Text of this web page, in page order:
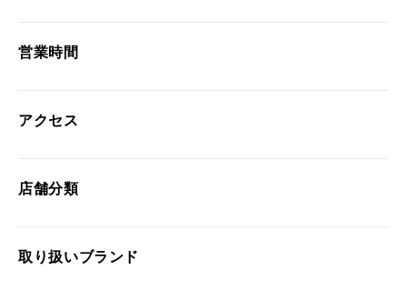
営業時間
アクセス
店舗分類
取り扱いブランド